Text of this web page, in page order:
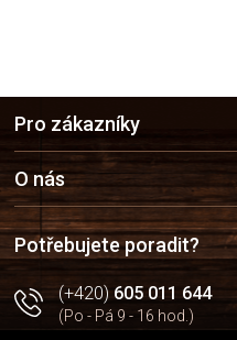
a
t
í
Pro zákazníky
O nás
Potřebujete poradit?
(+420)605 011 644
(Po - Pá 9 - 16 hod.)